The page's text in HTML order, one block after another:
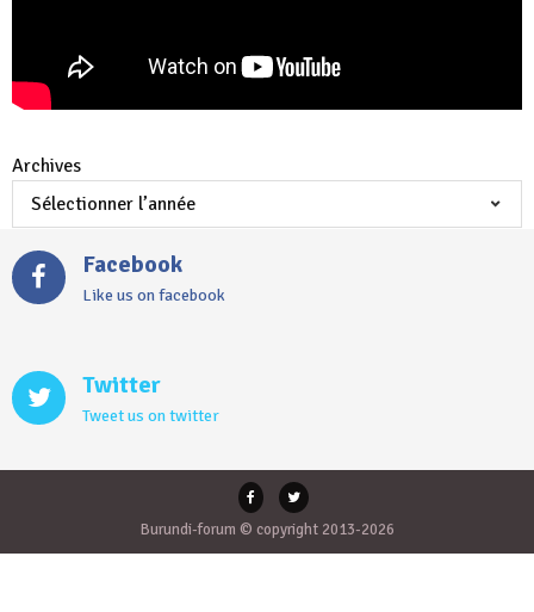
Archives
Facebook
Like us on facebook
Twitter
Tweet us on twitter
Burundi-forum © copyright 2013-2026